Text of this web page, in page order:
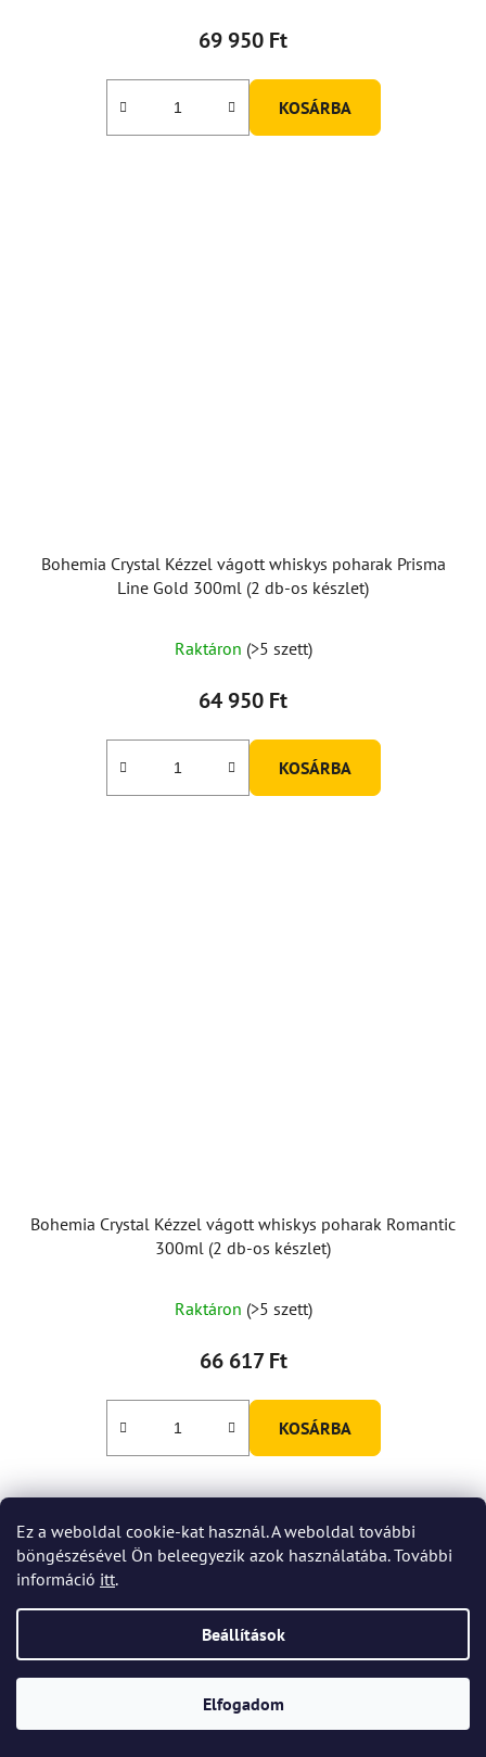
Ez a weboldal cookie-kat használ. A weboldal további
böngészésével Ön beleegyezik azok használatába. További
információ itt.
Beállítások
Elfogadom
69 950 Ft
KOSÁRBA
Bohemia Crystal Kézzel vágott whiskys poharak Prisma
Line Gold 300ml (2 db-os készlet)
Raktáron (>5 szett)
64 950 Ft
KOSÁRBA
Bohemia Crystal Kézzel vágott whiskys poharak Romantic
300ml (2 db-os készlet)
Raktáron (>5 szett)
66 617 Ft
KOSÁRBA